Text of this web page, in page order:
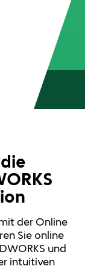
der Online
Sie online
und
intuitiven